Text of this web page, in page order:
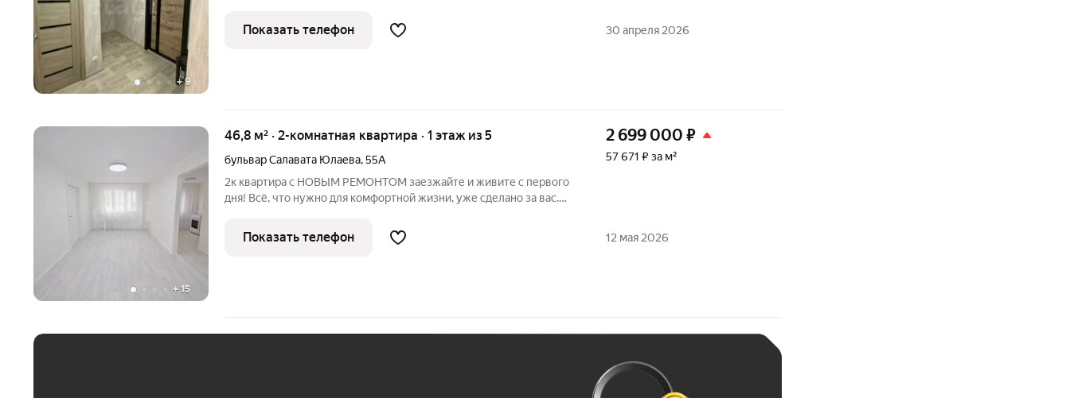
+9
абсолютно новым ремонтом, в которой еще никто не жил. Это ваш
чистый, свежий
Показать телефон 30 апреля 2026
+ 15
46,8 м² · 2-комнатная квартира · 1 этаж из 5
бульвар Салавата Юлаева,55А
2к квартира с НОВЫМ РЕМОНТОМ заезжайте и живите с первого
дня! Всё, что нужно для комфортной жизни, уже сделано за вас.
Ровные полы Современные материалы Всё работает, ничего не
нужно
2 699 000 ₽
57 671 ₽ за м²
Показать телефон 12 мая 2026